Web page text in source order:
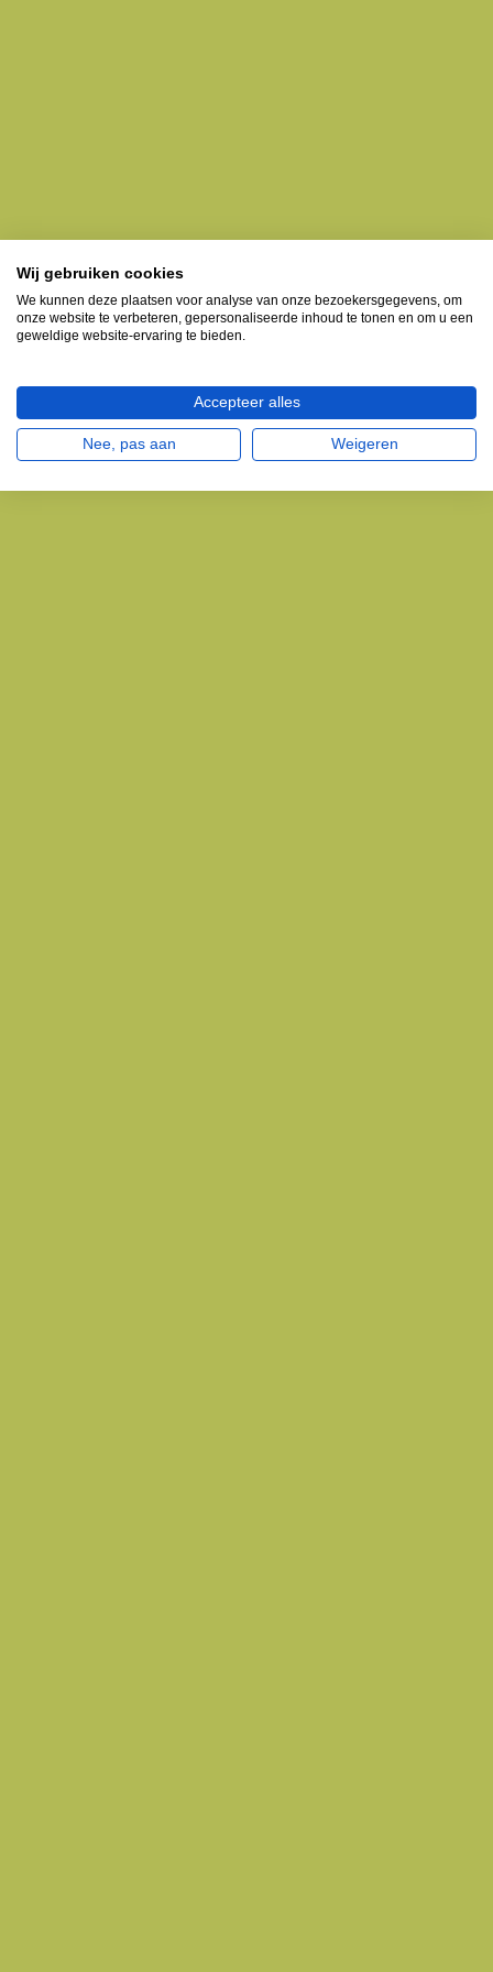
Wij gebruiken cookies
We kunnen deze plaatsen voor analyse van onze bezoekersgegevens, om
onze website te verbeteren, gepersonaliseerde inhoud te tonen en om u een
geweldige website-ervaring te bieden.
Accepteer alles
Nee, pas aan Weigeren